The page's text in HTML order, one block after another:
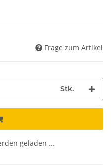
Frage zum Artikel
Stk.
geladen ...